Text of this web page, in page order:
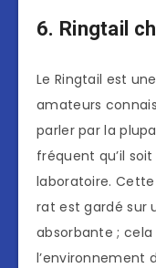
6. Ringtail
Le Ringtail est
amateurs
parler par la
fréquent qu’il
laboratoire.
rat est gardé sur
absorbante ;
l’environnement